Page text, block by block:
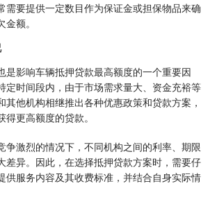
需要提供一定数目作为保证金或担保物品来确
额。
是影响车辆抵押贷款最高额度的一个重要因
定时间段内，由于市场需求量大、资金充裕等
其他机构相继推出各种优惠政策和贷款方案，
更高额度的贷款。
争激烈的情况下，不同机构之间的利率、期限
差异。因此，在选择抵押贷款方案时，需要仔
供服务内容及其收费标准，并结合自身实际情